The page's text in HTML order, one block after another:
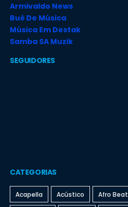
Armivaldo News
Bué De Música
Música Em Destak
Samba SA Muzik
SEGUIDORES
CATEGORIAS
Acapella Acústico Afro Beat